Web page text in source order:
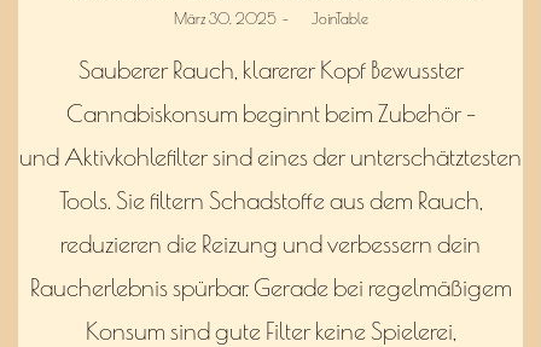
Posted
März 30, 2025 byJoinTable
Sauberer Rauch, klarerer Kopf Bewusster
Cannabiskonsum beginnt beim Zubehör –
und Aktivkohlefilter sind eines der unterschätztesten
Tools. Sie filtern Schadstoffe aus dem Rauch,
reduzieren die Reizung und verbessern dein
Raucherlebnis spürbar. Gerade bei regelmäßigem
Konsum sind gute Filter keine Spielerei,